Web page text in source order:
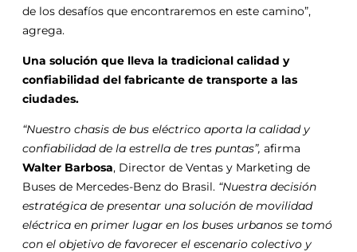
de los desafíos que encontraremos en este camino”,
agrega.
Una solución que lleva la tradicional calidad y
confiabilidad del fabricante de transporte a las
ciudades.
“Nuestro chasis de bus eléctrico aporta la calidad y
confiabilidad de la estrella de tres puntas”, afirma
Walter Barbosa, Director de Ventas y Marketing de
Buses de Mercedes-Benz do Brasil. “Nuestra decisión
estratégica de presentar una solución de movilidad
eléctrica en primer lugar en los buses urbanos se tomó
con el objetivo de favorecer el escenario colectivo y